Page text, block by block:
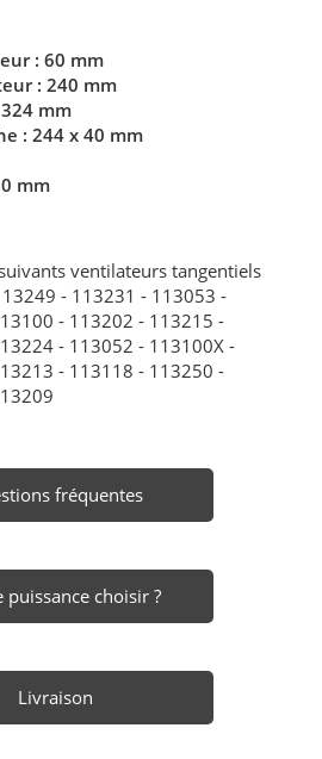
: 60 mm
: 240 mm
mm
: 244 x 40 mm
mm
ventilateurs tangentiels
- 113231 - 113053 -
- 113202 - 113215 -
- 113052 - 113100X -
- 113118 - 113250 -
fréquentes
puissance choisir ?
Livraison